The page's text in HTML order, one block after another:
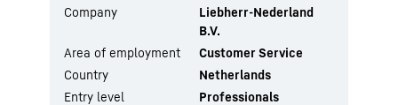
Company
Liebherr-Nederland
B.V.
Area of employment
Customer Service
Country
Netherlands
Entry level
Professionals